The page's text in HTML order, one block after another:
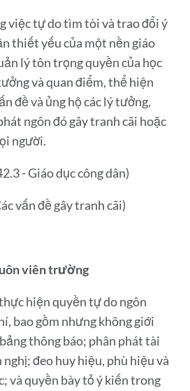
việc tự do tìm tòi và trao đổi ý
thiết yếu của một nền giáo
lý tôn trọng quyền của học
và quan điểm, thể hiện
đề và ủng hộ các lý tưởng,
ngôn đó gây tranh cãi hoặc
người.
- Giáo dục công dân)
vấn đề gây tranh cãi)
viên trường
hiện quyền tự do ngôn
bao gồm nhưng không giới
thông báo; phân phát tài
đeo huy hiệu, phù hiệu và
và quyền bày tỏ ý kiến ​​trong